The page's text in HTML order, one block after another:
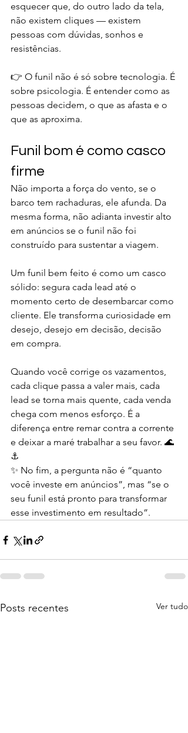
esquecer que, do outro lado da tela,
não existem cliques — existem
pessoas com dúvidas, sonhos e
resistências.
👉 O funil não é só sobre tecnologia. É
sobre psicologia. É entender como as
pessoas decidem, o que as afasta e o
que as aproxima.
Funil bom é como casco
firme
Não importa a força do vento, se o
barco tem rachaduras, ele afunda. Da
mesma forma, não adianta investir alto
em anúncios se o funil não foi
construído para sustentar a viagem.
Um funil bem feito é como um casco
sólido: segura cada lead até o
momento certo de desembarcar como
cliente. Ele transforma curiosidade em
desejo, desejo em decisão, decisão
em compra.
Quando você corrige os vazamentos,
cada clique passa a valer mais, cada
lead se torna mais quente, cada venda
chega com menos esforço. É a
diferença entre remar contra a corrente
e deixar a maré trabalhar a seu favor. 🌊
⚓
✨ No fim, a pergunta não é “quanto
você investe em anúncios”, mas “se o
seu funil está pronto para transformar
esse investimento em resultado”.
Posts recentes Ver tudo